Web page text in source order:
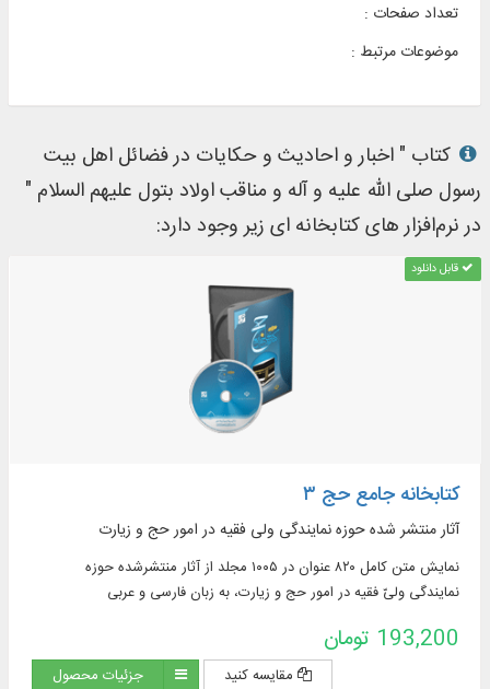
تعداد صفحات :
موضوعات مرتبط :
کتاب " اخبار و احادیث و حکایات در فضائل اهل بیت
رسول صلی الله علیه و آله و مناقب اولاد بتول علیهم السلام "
در نرم‌افزار های کتابخانه ای زیر وجود دارد:
قابل دانلود
کتابخانه جامع حج ۳
آثار منتشر شده حوزه نمایندگی ولی فقیه در امور حج و زیارت
نمايش متن كامل ۸۲۰ عنوان در ۱۰۰۵ مجلد از آثار منتشرشده حوزه
نمايندگی ولیّ فقيه در امور حج و زيارت، به زبان فارسی و عربی
193,200 تومان
مقایسه کنید جزئیات محصول